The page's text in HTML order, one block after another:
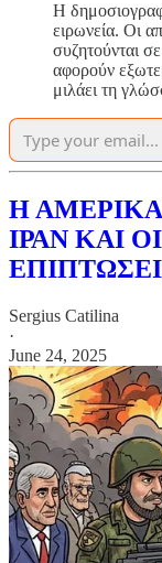
Η
ειρωνεία. Οι
συζητούνται
αφορούν
μιλάει τη
Η
ΙΡΑΝ ΚΑΙ
Sergius Catilina
·
June 24, 2025